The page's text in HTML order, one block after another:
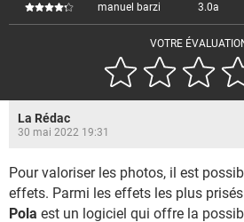
VOTRE
manuel barzi 3.0a
La Rédac
30 mai 2022 19:31
Pour valoriser les photos, il est
effets. Parmi les effets les plus
Pola est un logiciel qui offre la